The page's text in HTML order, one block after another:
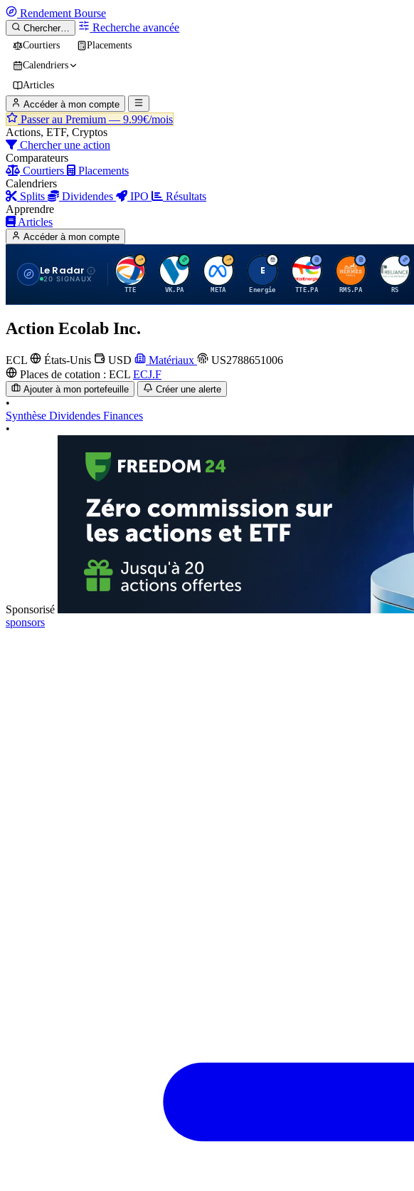
Rendement Bourse
Chercher… Recherche avancée
Courtiers
Placements
Calendriers
Articles
Accéder à mon compte
Passer au Premium — 9.99€/mois
Actions, ETF, Cryptos
Chercher une action
Comparateurs
Courtiers
Placements
Calendriers
Splits
Dividendes IPO
Résultats
Apprendre
Articles
Accéder à mon compte
Le Radar
20 SIGNAUX
T
TTE
V
VK.PA
M
META
E
Energie
T
TTE.PA
H
RMS.PA
R
RS
Action Ecolab Inc.
ECL États-Unis USD Matériaux
US2788651006
Places de cotation : ECL ECJ.F
Ajouter à mon portefeuille Créer une alerte
•
Synthèse Dividendes Finances
•
Sponsorisé
sponsors